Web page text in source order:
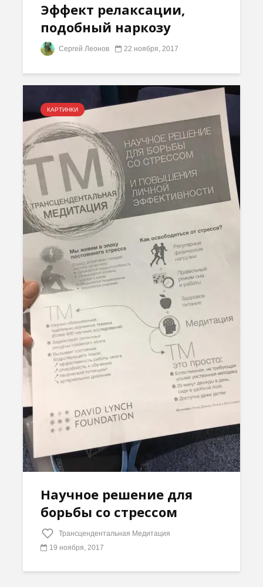
Эффект релаксации,
подобный наркозу
Сергей Леонов 22 ноября, 2017
КАРТИНКИ
Научное решение для
борьбы со стрессом
Трансцендентальная Медитация
19 ноября, 2017